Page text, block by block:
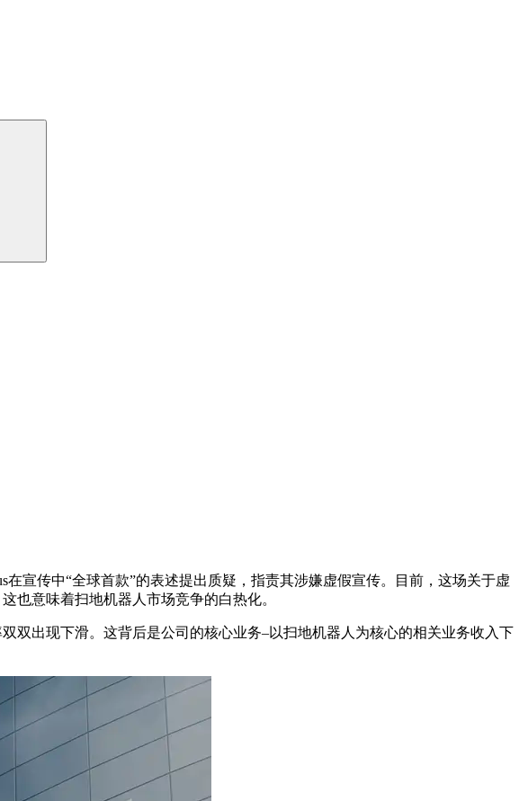
在宣传中“全球首款”的表述提出质疑，指责其涉嫌虚假宣传。目前，这场关于虚
也意味着扫地机器人市场竞争的白热化。
双出现下滑。这背后是公司的核心业务–以扫地机器人为核心的相关业务收入下